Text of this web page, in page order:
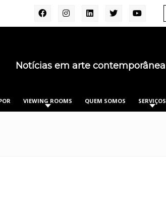
Notícias em arte contemporânea
VIEWING ROOMS QUEM SOMOS SERVIÇOS